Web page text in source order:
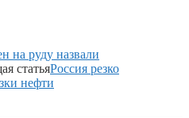
на руду назвали
статьяРоссия резко
нефти